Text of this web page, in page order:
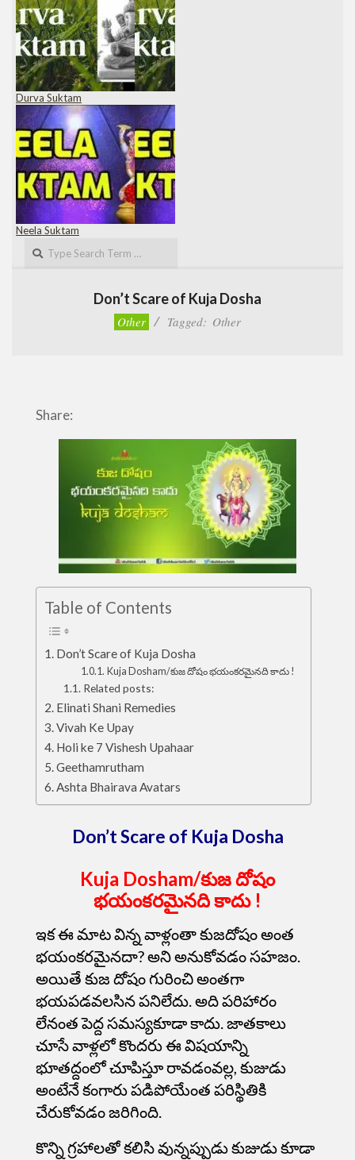
Durva Suktam
Neela Suktam
Don’t Scare of Kuja Dosha
Other Tagged: Other
Share:
Table of Contents
Don’t Scare of Kuja Dosha
Kuja Dosham/కుజ దోషం భయంకరమైనది కాదు !
Related posts:
Elinati Shani Remedies
Vivah Ke Upay
Holi ke 7 Vishesh Upahaar
Geethamrutham
Ashta Bhairava Avatars
Don’t Scare of Kuja Dosha
Kuja Dosham/కుజ దోషం
భయంకరమైనది కాదు !
ఇక ఈ మాట విన్న వాళ్లంతా కుజదోషం అంత
భయంకరమైనదా? అని అనుకోవడం సహజం.
అయితే కుజ దోషం గురించి అంతగా
భయపడవలసిన పనిలేదు. అది పరిహారం
లేనంత పెద్ద సమస్యకూడా కాదు.జాతకాలు
చూసే వాళ్లలో కొందరు ఈ విషయాన్ని
భూతద్దంలో చూపిస్తూ రావడంవల్ల, కుజుడు
అంటేనే కంగారు పడిపోయేంత పరిస్థితికి
చేరుకోవడం జరిగింది.
కొన్ని గ్రహాలతో కలిసి వున్నప్పుడు కుజుడు కూడా